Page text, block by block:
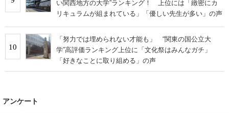
い関西地方の大学”ランキング！ 上位には「緻密にカ
リキュラムが組まれている」「優しい先生が多い」の声
10
「努力では埋められない才能も」 “関東の国公立大
学”高評価ランキング上位に「文化祭はみんなガチ」
「好きなことに取り組める」の声
アンケート